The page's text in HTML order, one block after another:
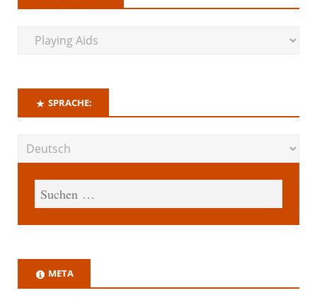
SPRACHE:
META